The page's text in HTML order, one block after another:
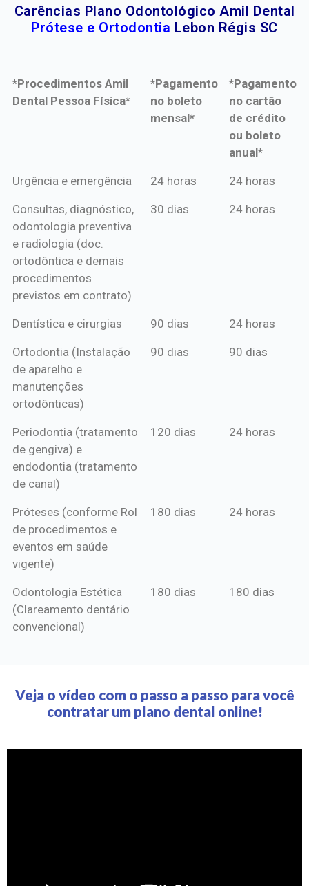
Carências Plano Odontológico Amil Dental
Prótese e Ortodontia Lebon Régis SC
*Procedimentos Amil
Dental Pessoa Física*
*Pagamento
no boleto
mensal*
*Pagamento
no cartão
de crédito
ou boleto
anual*
*Procedimentos Amil
*Pagamento
mensal*
*Pagamento
de crédito
Urgência e emergência 24 horas 24 horas
Consultas, diagnóstico,
odontologia preventiva
e radiologia (doc.
ortodôntica e demais
procedimentos
previstos em contrato)
30 dias 24 horas
Dentística e cirurgias 90 dias 24 horas
Ortodontia (Instalação
de aparelho e
manutenções
ortodônticas)
90 dias 90 dias
Periodontia (tratamento
de gengiva) e
endodontia (tratamento
de canal)
120 dias 24 horas
Próteses (conforme Rol
de procedimentos e
eventos em saúde
vigente)
180 dias 24 horas
Odontologia Estética
(Clareamento dentário
convencional)
180 dias 180 dias
Veja o vídeo com o passo a passo para você
contratar um plano dental online!